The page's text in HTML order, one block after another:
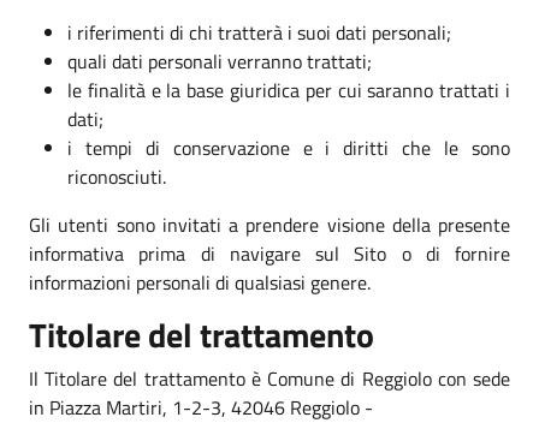
i riferimenti di chi tratterà i suoi dati personali;
quali dati personali verranno trattati;
le finalità e la base giuridica per cui saranno trattati i
dati;
i tempi di conservazione e i diritti che le sono
riconosciuti.
Gli utenti sono invitati a prendere visione della presente
informativa prima di navigare sul Sito o di fornire
informazioni personali di qualsiasi genere.
Titolare del trattamento
Il Titolare del trattamento è Comune di Reggiolo con sede
in Piazza Martiri, 1-2-3, 42046 Reggiolo -